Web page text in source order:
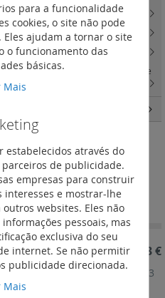
250 V~
Definir
Ordenação
CX³ - bobina 230V~- 2P 63
mód.
146,63 €
(3)
de botão e sinalizadore
para a funcionalidade
cookies, o site não pode
ajudam a tornar o site
o funcionamento das
básicas.
Mais
estabelecidos através do
de publicidade.
empresas para construir
interesses e mostrar-lhe
websites. Eles não
pessoais, mas
exclusiva do seu
internet. Se não permitir
publicidade direcionada.
Mais